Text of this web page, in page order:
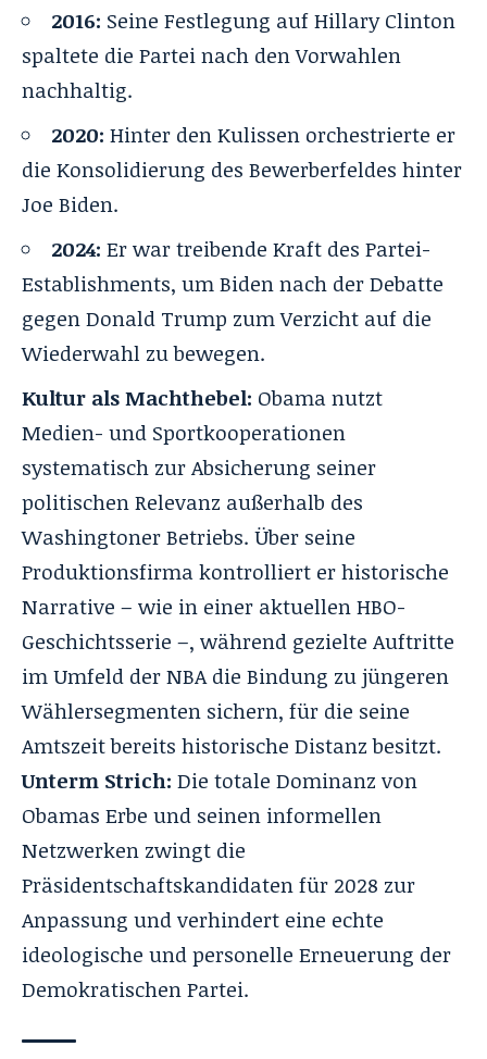
2016: Seine Festlegung auf Hillary Clinton
spaltete die Partei nach den Vorwahlen
nachhaltig.
2020: Hinter den Kulissen orchestrierte er
die Konsolidierung des Bewerberfeldes hinter
Joe Biden.
2024: Er war treibende Kraft des Partei-
Establishments, um Biden nach der Debatte
gegen Donald Trump zum Verzicht auf die
Wiederwahl zu bewegen.
Kultur als Machthebel: Obama nutzt
Medien- und Sportkooperationen
systematisch zur Absicherung seiner
politischen Relevanz außerhalb des
Washingtoner Betriebs. Über seine
Produktionsfirma kontrolliert er historische
Narrative – wie in einer aktuellen HBO-
Geschichtsserie –, während gezielte Auftritte
im Umfeld der NBA die Bindung zu jüngeren
Wählersegmenten sichern, für die seine
Amtszeit bereits historische Distanz besitzt.
Unterm Strich: Die totale Dominanz von
Obamas Erbe und seinen informellen
Netzwerken zwingt die
Präsidentschaftskandidaten für 2028 zur
Anpassung und verhindert eine echte
ideologische und personelle Erneuerung der
Demokratischen Partei.